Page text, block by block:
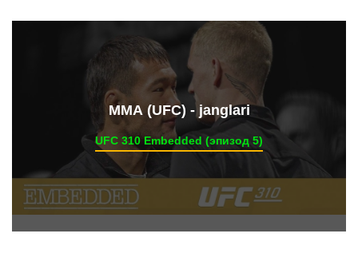
ММА (UFC) - janglari
UFC 310 Embedded (эпизод 5)